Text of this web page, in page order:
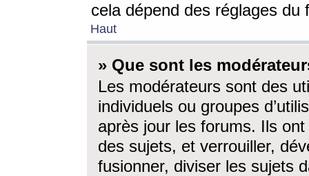
cela dépend des réglages du
Haut
» Que sont les
Les modérateurs sont des
individuels ou groupes
après jour les forums. Ils ont
des sujets, et verrouiller,
fusionner, diviser les sujets